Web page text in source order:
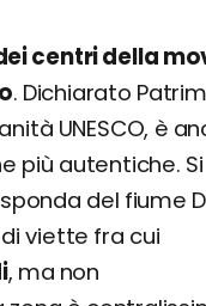
centri della
. Dichiarato
UNESCO, è
più autentiche. Si
del fiume
viette fra cui
, ma non